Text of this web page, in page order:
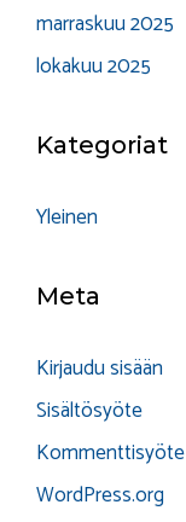
marraskuu 2025
lokakuu 2025
Kategoriat
Yleinen
Meta
Kirjaudu sisään
Sisältösyöte
Kommenttisyöte
WordPress.org